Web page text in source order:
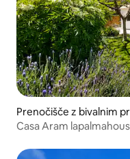
Prenočišče z bivalnim
Casa Aram